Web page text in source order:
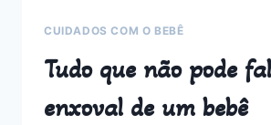
CUIDADOS COM O BEBÊ
Tudo que não pode
enxoval de um bebê